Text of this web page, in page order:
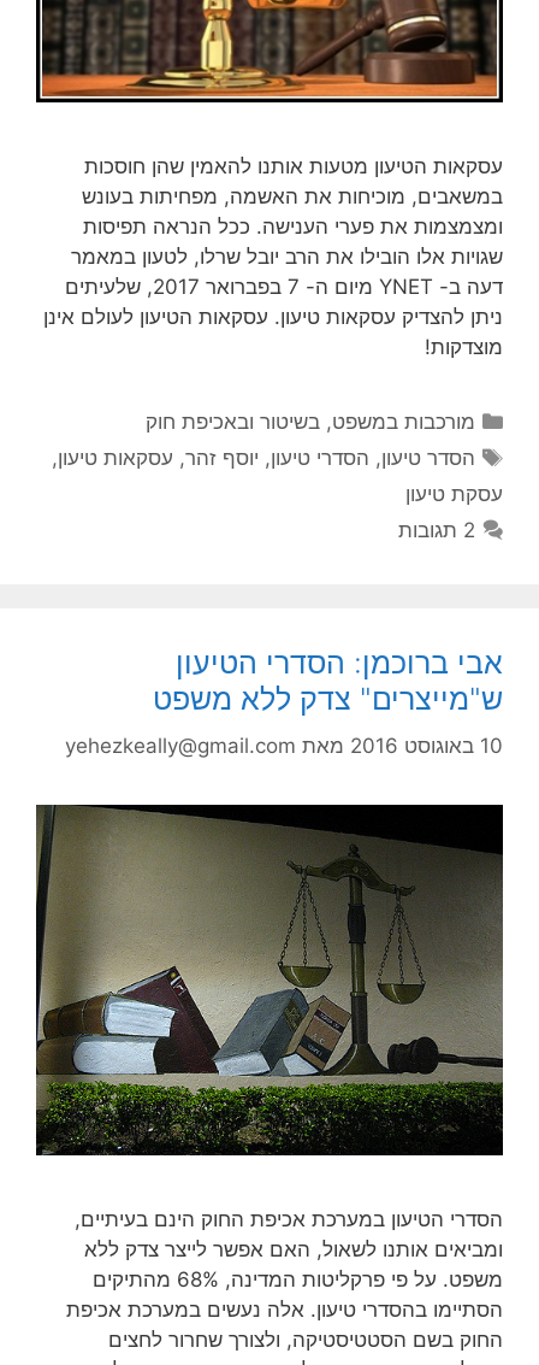
עסקאות הטיעון מטעות אותנו להאמין שהן חוסכות
במשאבים, מוכיחות את האשמה, מפחיתות בעונש
ומצמצמות את פערי הענישה. ככל הנראה תפיסות
שגויות אלו הובילו את הרב יובל שרלו, לטעון במאמר
דעה ב- YNET מיום ה- 7 בפברואר 2017, שלעיתים
ניתן להצדיק עסקאות טיעון. עסקאות הטיעון לעולם אינן
מוצדקות!
קטגוריות
מורכבות במשפט, בשיטור ובאכיפת חוק
תגיות
הסדר טיעון, הסדרי טיעון, יוסף זהר, עסקאות טיעון,
עסקת טיעון
2 תגובות
אבי ברוכמן: הסדרי הטיעון
ש"מייצרים" צדק ללא משפט
10 באוגוסט 2016 מאת yehezkeally@gmail.com
הסדרי הטיעון במערכת אכיפת החוק הינם בעיתיים,
ומביאים אותנו לשאול, האם אפשר לייצר צדק ללא
משפט. על פי פרקליטות המדינה, 68% מהתיקים
הסתיימו בהסדרי טיעון. אלה נעשים במערכת אכיפת
החוק בשם הסטטיסטיקה, ולצורך שחרור לחצים